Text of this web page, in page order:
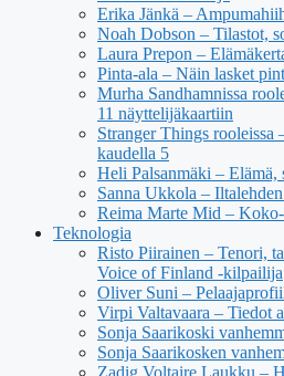
Erika Jänkä –
Noah Dobson – Tilastot,
Laura Prepon –
Pinta-ala – Näin lasket
Murha Sandhamnissa
11 näyttelijäkaartiin
Stranger Things
kaudella 5
Heli Palsanmäki – Elämä,
Sanna Ukkola –
Reima Marte Mid –
Teknologia
Risto Piirainen – Tenori,
Voice of Finland -kilpailija
Oliver Suni –
Virpi Valtavaara – Tiedot
Sonja Saarikoski
Sonja Saarikosken
Zadig Voltaire Laukku –